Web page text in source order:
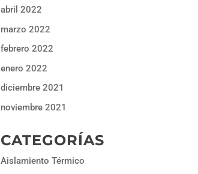
abril 2022
marzo 2022
febrero 2022
enero 2022
diciembre 2021
noviembre 2021
CATEGORÍAS
Aislamiento Térmico